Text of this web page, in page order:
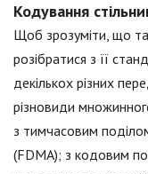
Кодування
Щоб зрозуміти, що
розібратися з її
декількох різних
різновиди
з тимчасовим
(FDMA); з кодовим